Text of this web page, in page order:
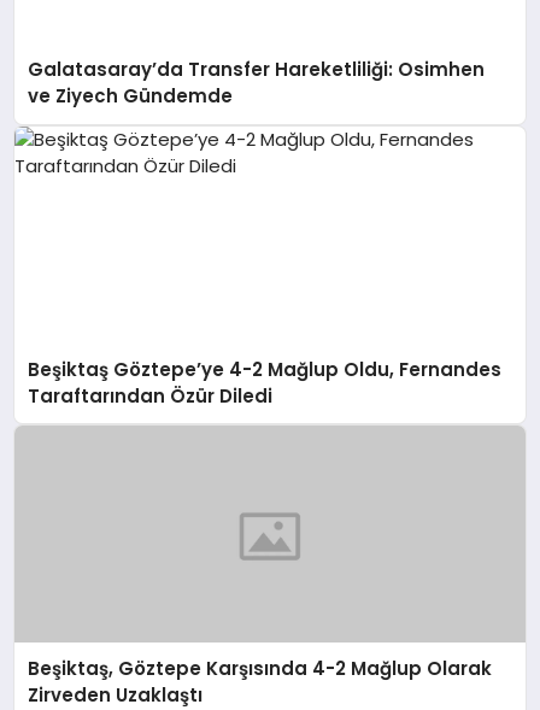
Galatasaray’da Transfer Hareketliliği: Osimhen
ve Ziyech Gündemde
Beşiktaş Göztepe’ye 4-2 Mağlup Oldu, Fernandes
Taraftarından Özür Diledi
Beşiktaş, Göztepe Karşısında 4-2 Mağlup Olarak
Zirveden Uzaklaştı